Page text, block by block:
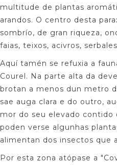
multitude de plantas
arandos. O centro desta
sombrío, de gran riqueza,
faias, teixos, acivros,
Aquí tamén se refuxia a
Courel. Na parte alta da
brotan a menos dun metro
sae auga clara e do outro,
mor do seu elevado
poden verse algunhas
alimentan dos insectos que
Por esta zona atópase a